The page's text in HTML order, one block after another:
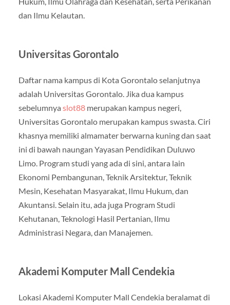
dan Ilmu Kelautan.
Universitas Gorontalo
Daftar nama kampus di Kota Gorontalo selanjutnya
adalah Universitas Gorontalo. Jika dua kampus
sebelumnya slot88merupakan kampus negeri,
Universitas Gorontalo merupakan kampus swasta. Ciri
khasnya memiliki almamater berwarna kuning dan saat
ini di bawah naungan Yayasan Pendidikan Duluwo
Limo. Program studi yang ada di sini, antara lain
Ekonomi Pembangunan, Teknik Arsitektur, Teknik
Mesin, Kesehatan Masyarakat, Ilmu Hukum, dan
Akuntansi. Selain itu, ada juga Program Studi
Kehutanan, Teknologi Hasil Pertanian, Ilmu
Administrasi Negara, dan Manajemen.
Akademi Komputer Mall Cendekia
Lokasi Akademi Komputer Mall Cendekia beralamat di